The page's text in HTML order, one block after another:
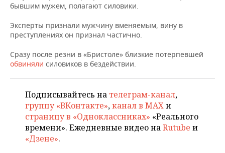
ХОККЕЙ С МЯЧОМ
ПРОИСШЕСТВИЯ
бывшим мужем, полагают силовики.
Эксперты признали мужчину вменяемым, вину в
преступлениях он признал частично.
Сразу после резни в «Бристоле» близкие потерпевшей
обвиняли силовиков в бездействии.
Подписывайтесь на телеграм-канал,
группу «ВКонтакте»,канал в MAXи
страницу в «Одноклассниках» «Реального
времени». Ежедневные видео наRutube и
«Дзене».